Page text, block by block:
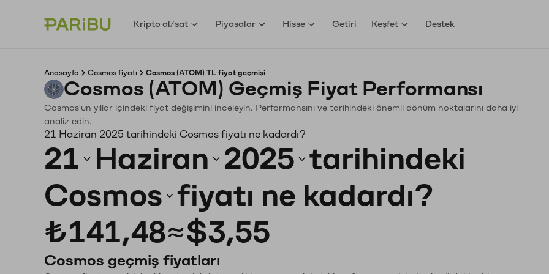
Kripto al/sat Piyasalar Hisse Getiri Keşfet Destek
Anasayfa Cosmos fiyatı Cosmos (ATOM) TL fiyat geçmişi
Cosmos (ATOM) Geçmiş Fiyat Performansı
Cosmos'un yıllar içindeki fiyat değişimini inceleyin. Performansını ve tarihindeki önemli dönüm noktalarını daha iyi
analiz edin.
21 Haziran 2025 tarihindeki Cosmos fiyatı ne kadardı?
21 Haziran 2025 tarihindeki
Cosmos fiyatı ne kadardı?
₺141,48≈$3,55
Cosmos geçmiş fiyatları